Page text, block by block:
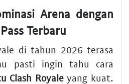
Arena dengan
Terbaru
di tahun 2026 terasa
pasti ingin tahu cara
Clash Royaleyang kuat.